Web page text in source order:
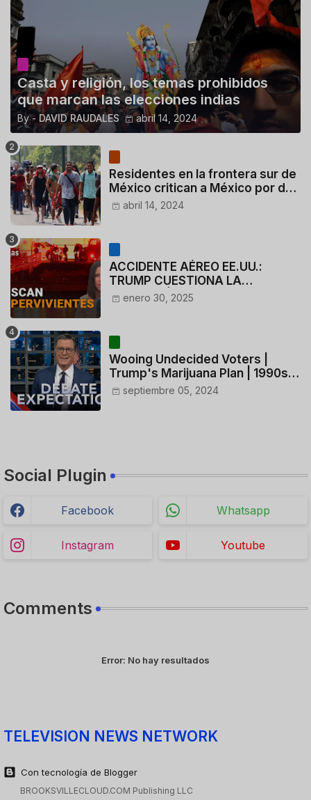
Casta y religión, los temas prohibidos
que marcan las elecciones indias
By - DAVID RAUDALES abril 14, 2024
Residentes en la frontera sur de
México critican a México por dar
110 dólares a migrantes
deportados
abril 14, 2024
ACCIDENTE AÉREO EE.UU.:
TRUMP CUESTIONA LA
ACTUACIÓN DE LOS
CONTROLADORES y PILOTO del
enero 30, 2025
Wooing Undecided Voters |
Trump's Marijuana Plan | 1990s
Porn Expert Mark Robinson
septiembre 05, 2024
Social Plugin
Facebook Whatsapp
Instagram Youtube
Comments
Error: No hay resultados
TELEVISION NEWS NETWORK
Con tecnología de Blogger
BROOKSVILLECLOUD.COM Publishing LLC